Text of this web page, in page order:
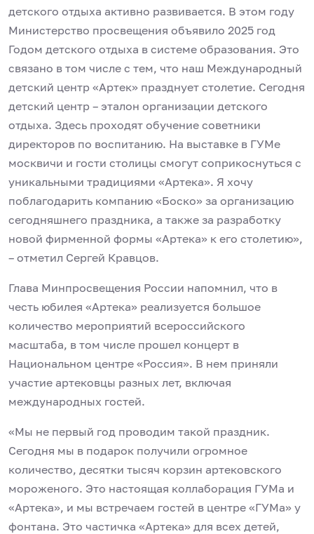
детского отдыха активно развивается. В этом году
Министерство просвещения объявило 2025 год
Годом детского отдыха в системе образования. Это
связано в том числе с тем, что наш Международный
детский центр «Артек» празднует столетие. Сегодня
детский центр – эталон организации детского
отдыха. Здесь проходят обучение советники
директоров по воспитанию. На выставке в ГУМе
москвичи и гости столицы смогут соприкоснуться с
уникальными традициями «Артека». Я хочу
поблагодарить компанию «Боско» за организацию
сегодняшнего праздника, а также за разработку
новой фирменной формы «Артека» к его столетию»,
– отметил Сергей Кравцов.
Глава Минпросвещения России напомнил, что в
честь юбилея «Артека» реализуется большое
количество мероприятий всероссийского
масштаба, в том числе прошел концерт в
Национальном центре «Россия». В нем приняли
участие артековцы разных лет, включая
международных гостей.
«Мы не первый год проводим такой праздник.
Сегодня мы в подарок получили огромное
количество, десятки тысяч корзин артековского
мороженого. Это настоящая коллаборация ГУМа и
«Артека», и мы встречаем гостей в центре «ГУМа» у
фонтана. Это частичка «Артека» для всех детей,